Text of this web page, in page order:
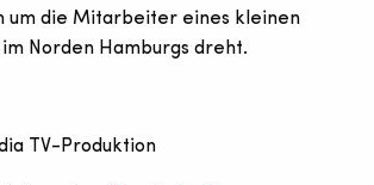
um die Mitarbeiter eines kleinen
im Norden Hamburgs dreht.
TV-Produktion